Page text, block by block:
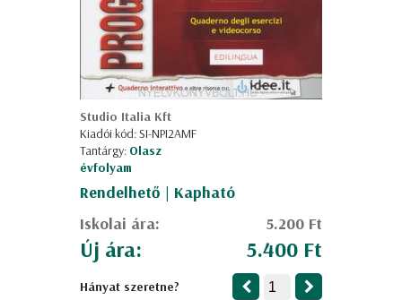
Studio Italia Kft
Kiadói kód: SI-NPI2AMF
Tantárgy: Olasz
évfolyam
Rendelhető | Kapható
Iskolai ára:
5.200 Ft
Új ára: 5.400 Ft
Hányat szeretne?